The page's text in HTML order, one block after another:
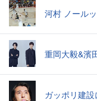
河村 ノール
重岡大毅&濱
ガッポリ建